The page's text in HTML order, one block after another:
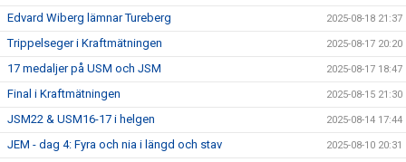
Edvard Wiberg lämnar Tureberg 2025-08-18 21:37
Trippelseger i Kraftmätningen 2025-08-17 20:20
17 medaljer på USM och JSM 2025-08-17 18:47
Final i Kraftmätningen 2025-08-15 21:30
JSM22 & USM16-17 i helgen 2025-08-14 17:44
JEM - dag 4: Fyra och nia i längd och stav 2025-08-10 20:31